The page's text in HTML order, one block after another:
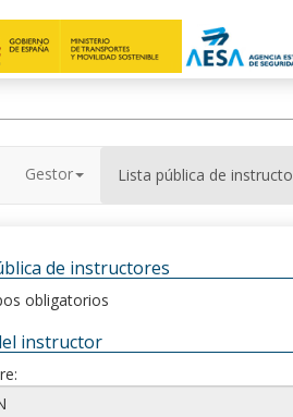
Gestor Lista pública de
de instructores
obligatorios
instructor